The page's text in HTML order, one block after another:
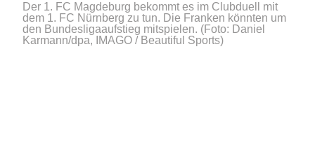
Der 1. FC Magdeburg bekommt es im Clubduell mit
dem 1. FC Nürnberg zu tun. Die Franken könnten um
den Bundesligaaufstieg mitspielen. (Foto: Daniel
Karmann/dpa, IMAGO / Beautiful Sports)